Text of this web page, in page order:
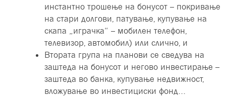
инстантно трошење на бонусот – покривање
на стари долгови, патување, купување на
скапа „играчка“ – мобилен телефон,
телевизор, автомобил) или слично, и
Втората група на планови се сведува на
заштеда на бонусот и негово инвестирање –
заштеда во банка, купување недвижност,
вложување во инвестициски фонд…